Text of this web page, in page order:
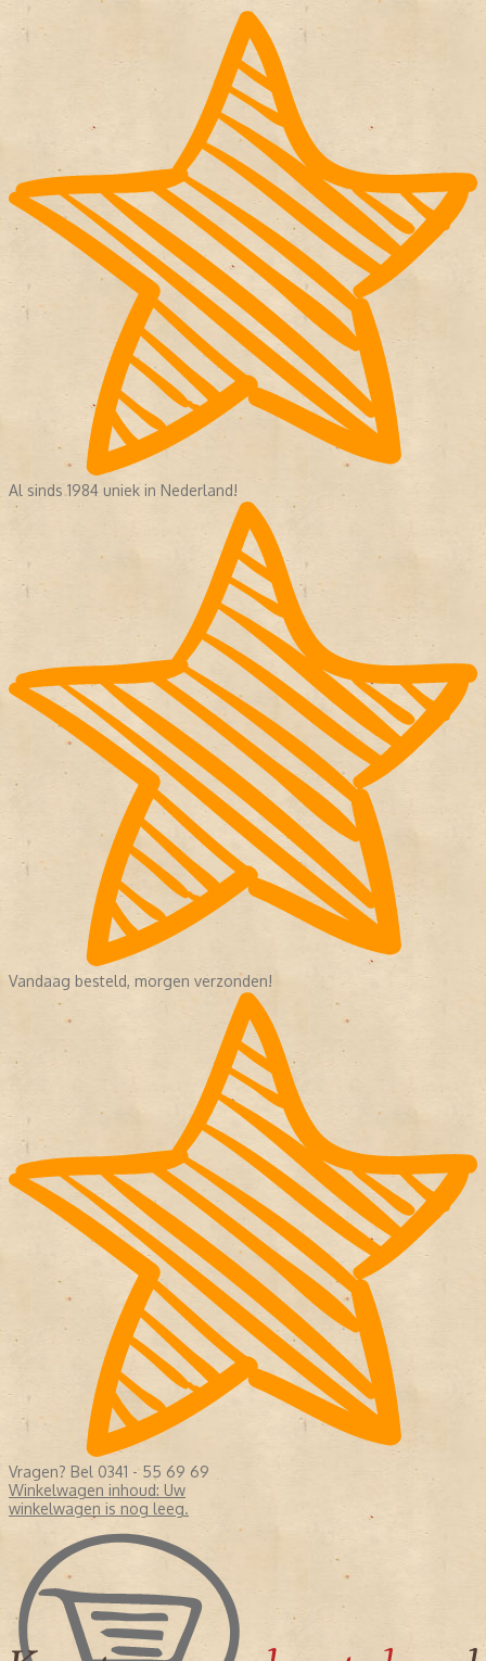
Al sinds 1984 uniek in Nederland!
Vandaag besteld, morgen verzonden!
Vragen? Bel 0341 - 55 69 69
Winkelwagen inhoud: Uw
winkelwagen is nog leeg.